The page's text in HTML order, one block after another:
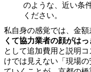
のような、近い条
ください。
私自身の感覚では、金額
くて協力業者の顔がは
として追加費用と説明
けでは見えない「現場